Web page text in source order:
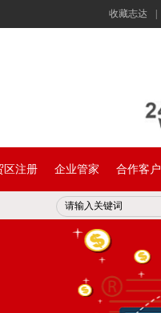
收藏志达
区注册 企业管家 合作客户